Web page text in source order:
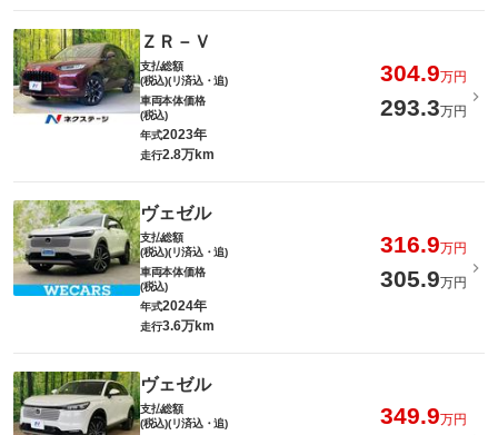
ＺＲ－Ｖ
支払総額
(税込)(リ済込・追)
304.9万円
車両本体価格
(税込)
293.3万円
年式2023年
走行2.8万km
ヴェゼル
支払総額
(税込)(リ済込・追)
316.9万円
車両本体価格
(税込)
305.9万円
年式2024年
走行3.6万km
ヴェゼル
支払総額
(税込)(リ済込・追)
349.9万円